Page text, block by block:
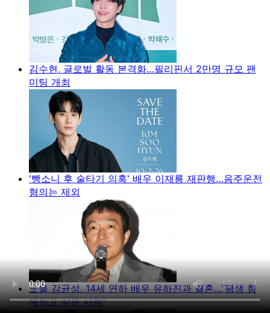
김수현, 글로벌 활동 본격화…필리핀서 2만명 규모 팬
미팅 개최
'뺑소니 후 술타기 의혹' 배우 이재룡 재판행…음주운전
혐의는 제외
노을 강균성, 14세 연하 배우 유하진과 결혼…"평생 함
께하고 싶은 사람"